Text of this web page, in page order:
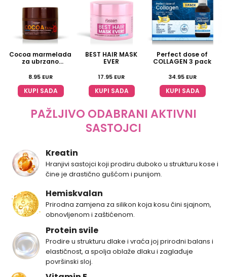
Cocoa marmelada
za ubrzano
8.95 EUR
KUPI SADA
BEST HAIR MASK
EVER
17.95 EUR
KUPI SADA
Perfect dose of
COLLAGEN 3 pack
34.95 EUR
KUPI SADA
PAŽLJIVO ODABRANI AKTIVNI
SASTOJCI
Kreatin
Hranjivi sastojci koji prodiru duboko u strukturu kose i
čine je drastično gušćom i punijom.
Hemiskvalan
Prirodna zamjena za silikon koja kosu čini sjajnom,
obnovljenom i zaštićenom.
Protein svile
Prodire u strukturu dlake i vraća joj prirodni balans i
elastičnost, a spolja oblaže dlaku i zaglađuje
površinski sloj.